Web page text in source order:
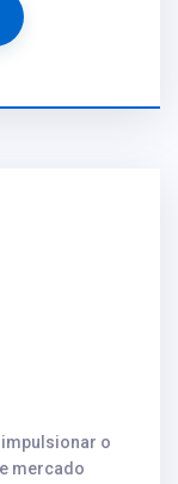
o
mercado